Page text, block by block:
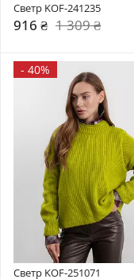
Светр KOF-241235
916 ₴ 1 309 ₴
- 40%
Светр KOF-251071